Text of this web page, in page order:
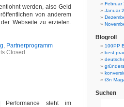
werden, also Geld
von anderem
Webseite zu erzielen.
, Partnerprogramm
Closed
Performance steht im
Februar
Januar
Blogroll
100PP
best
t3n
Suchen